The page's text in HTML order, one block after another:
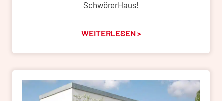
SchwörerHaus!
WEITERLESEN >